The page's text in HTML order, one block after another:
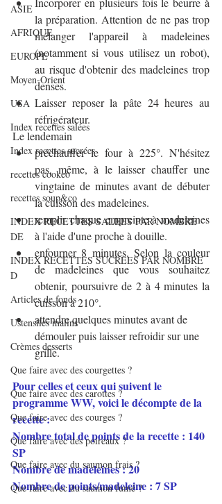
ASIE
AFRIQUE
EUROPE
Moyen-Orient
USA
Index recettes salées
Index recettes sucrées
recettes cookeo
recettes soup&co
INDEX RECETTES SALEES PAR NOMBRE
DE
INDEX RECETTES SUCREES PAR NOMBRE
D
Articles de fonds
Ustensiles malins
Crèmes desserts
Que faire avec des courgettes ?
Que faire avec des carottes ?
Que faire avec des courges ?
Que faire avec des poireaux ?
Que faire avec du saumon frais ?
Que faire avec du saumon fumé ?
la préparation. Attention de ne pas trop
mélanger l'appareil à madeleines
(notamment si vous utilisez un robot),
au risque d'obtenir des madeleines trop
denses.
Laisser reposer la pâte 24 heures au
réfrigérateur.
Le lendemain
préchauffer le four à 225°. N'hésitez
pas, même, à le laisser chauffer une
vingtaine de minutes avant de débuter
la cuisson des madeleines.
remplir chaque empreinte à madeleines
à l'aide d'une proche à douille.
enfourner 8 minutes. Selon la couleur
de madeleines que vous souhaitez
obtenir, poursuivre de 2 à 4 minutes la
cuisson à 210°.
attendre quelques minutes avant de
démouler puis laisser refroidir sur une
grille.
Pour celles et ceux qui suivent le
programme WW, voici le décompte de la
recette :
Nombre total de points de la recette : 140
SP
Nombre de madeleines : 20
Nombre de points/madeleine : 7 SP